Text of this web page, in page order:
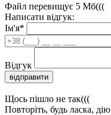
Файл перевищує 5 Мб(((
Написати відгук:
Ім'я*
Відгук
відправити
Щось пішло не так(((
Повторіть, будь ласка, дію